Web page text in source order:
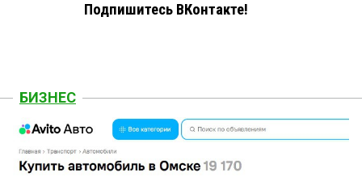
Подпишитесь ВКонтакте!
БИЗНЕС